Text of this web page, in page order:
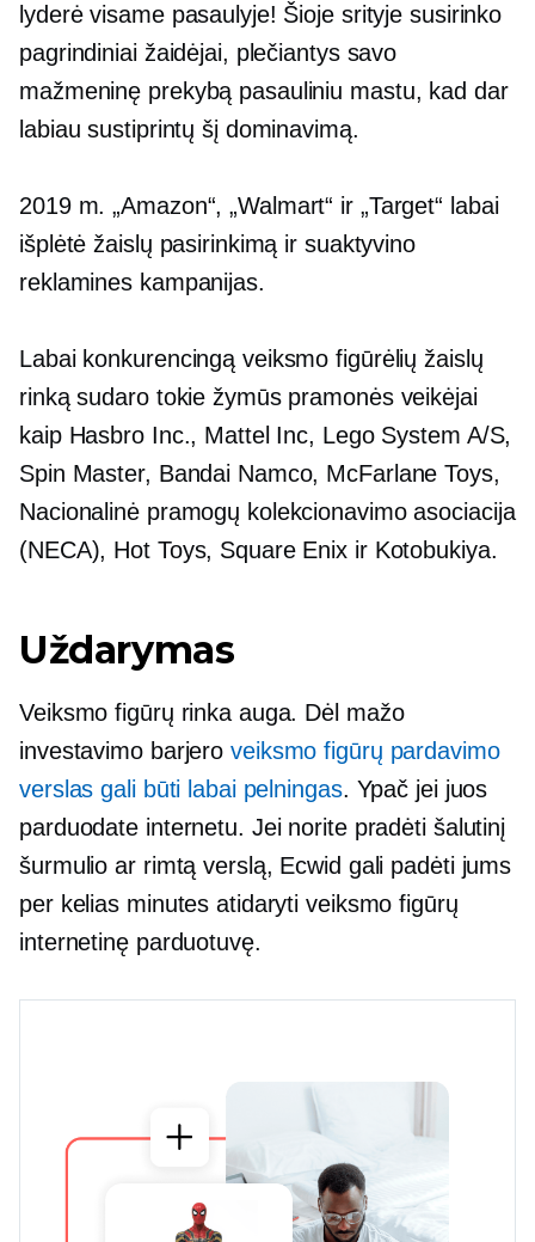
lyderė visame pasaulyje! Šioje srityje susirinko
pagrindiniai žaidėjai, plečiantys savo
mažmeninę prekybą pasauliniu mastu, kad dar
labiau sustiprintų šį dominavimą.
2019 m. „Amazon“, „Walmart“ ir „Target“ labai
išplėtė žaislų pasirinkimą ir suaktyvino
reklamines kampanijas.
Labai konkurencingą veiksmo figūrėlių žaislų
rinką sudaro tokie žymūs pramonės veikėjai
kaip Hasbro Inc., Mattel Inc, Lego System A/S,
Spin Master, Bandai Namco, McFarlane Toys,
Nacionalinė pramogų kolekcionavimo asociacija
(NECA), Hot Toys, Square Enix ir Kotobukiya.
Uždarymas
Veiksmo figūrų rinka auga. Dėl mažo
investavimo barjero veiksmo figūrų pardavimo
verslas gali būti labai pelningas. Ypač jei juos
parduodate internetu. Jei norite pradėti šalutinį
šurmulio ar rimtą verslą, Ecwid gali padėti jums
per kelias minutes atidaryti veiksmo figūrų
internetinę parduotuvę.